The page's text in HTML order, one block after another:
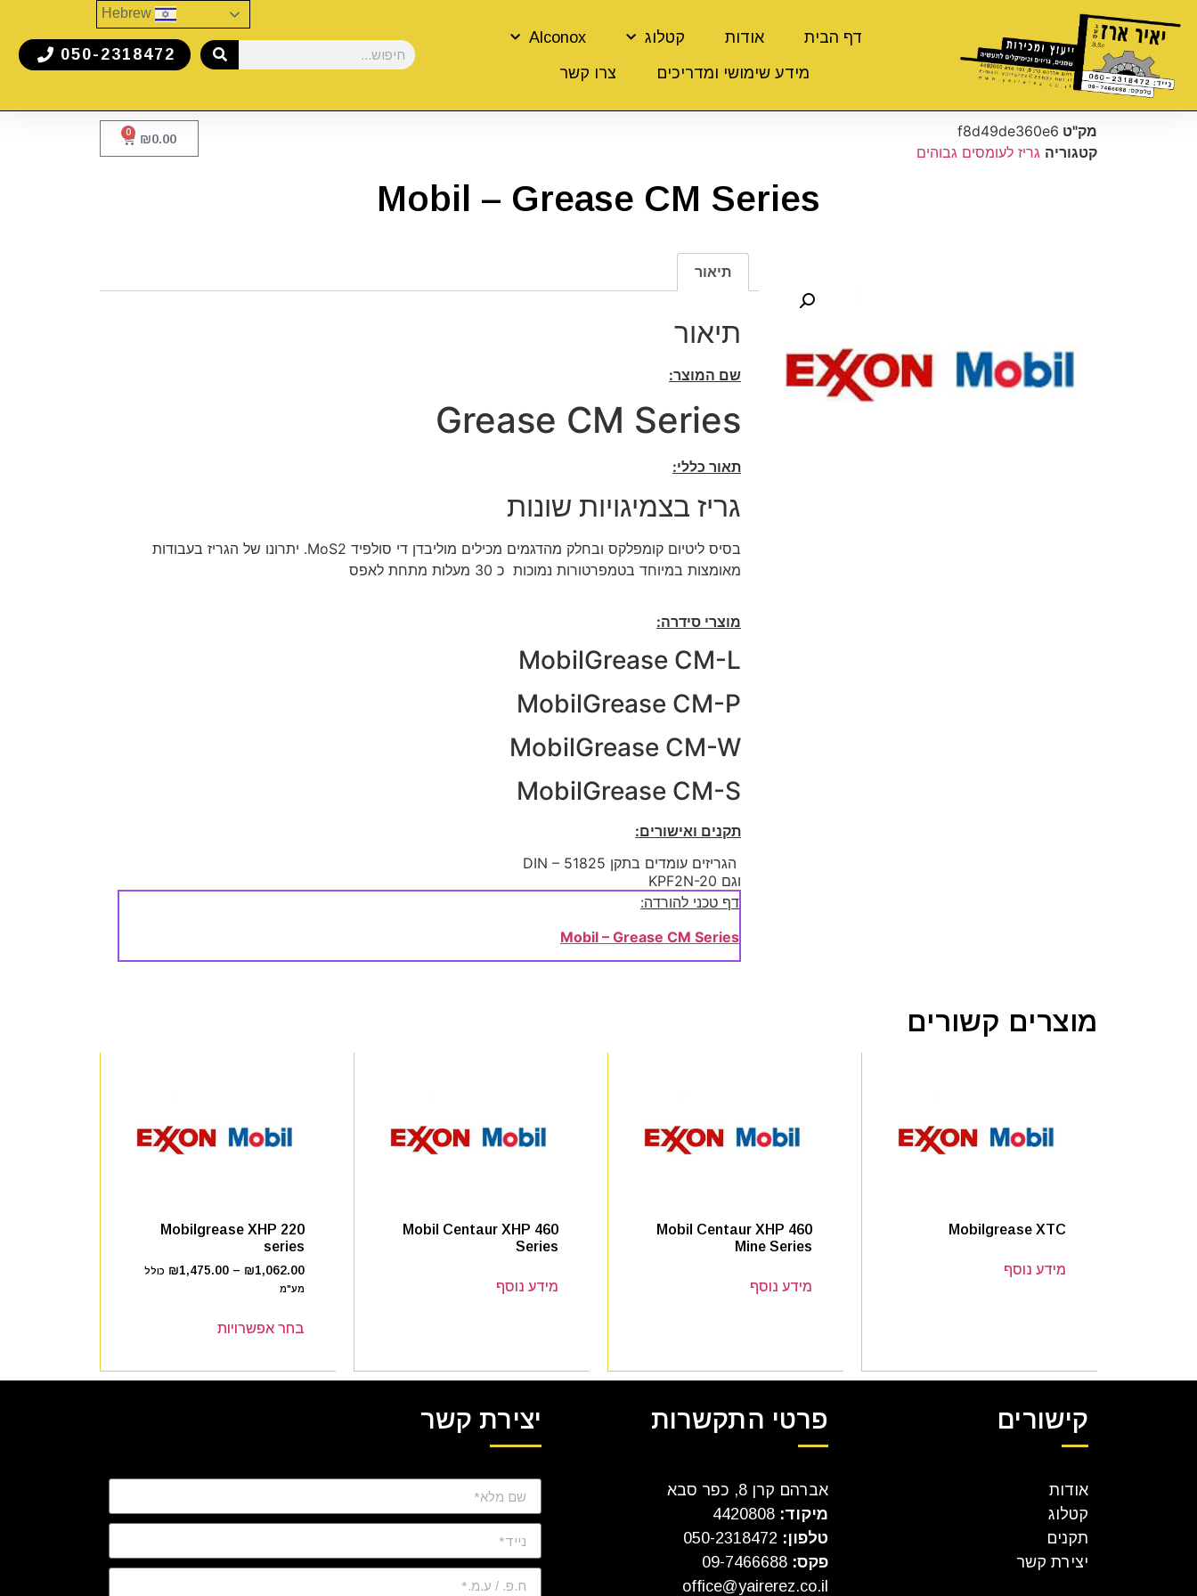
דף הבית אודות קטלוג
Alconox
מידע שימושי ומדריכים
צרו קשר
050-2318472
מק"ט f8d49de360e6
קטגוריה גריז לעומסים גבוהים
₪0.00
0
Mobil – Grease CM Series
תיאור
תיאור
שם המוצר:
Grease CM Series
תאור כללי:
גריז בצמיגויות שונות
בסיס ליטיום קומפלקס ובחלק מהדגמים מכילים מוליבדן די סולפיד MoS2. יתרונו של הגריז בעבודות
מאומצות במיוחד בטמפרטורות נמוכות כ 30 מעלות מתחת לאפס
מוצרי סידרה:
MobilGrease CM-L
MobilGrease CM-P
MobilGrease CM-W
MobilGrease CM-S
תקנים ואישורים:
הגריזים עומדים בתקן DIN – 51825
וגם KPF2N-20
דף טכני להורדה:
Mobil – Grease CM Series
מוצרים קשורים
Mobilgrease XTC
מידע נוסף
Mobil Centaur XHP 460
Mine Series
מידע נוסף
Mobil Centaur XHP 460
Series
מידע נוסף
Mobilgrease XHP 220
series
₪1,062.00
–
₪1,475.00
כולל
מע"מ
בחר אפשרויות
קישורים
אודות
קטלוג
תקנים
יצירת קשר
פרטי התקשרות
אברהם קרן 8, כפר סבא
מיקוד:
טלפון:
פקס: 09-7466688
office@yairerez.co.il
יצירת קשר
Hebrew